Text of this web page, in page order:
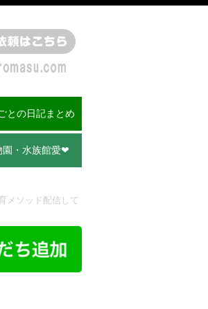
との日記まとめ
園・水族館愛❤︎
メソッド配信して